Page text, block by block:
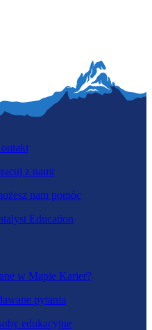
w Mapie Karier?
pytania
edukacyjne
z nami
nam pomóc
Education